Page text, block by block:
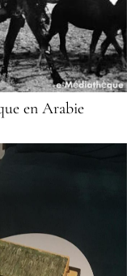
en Arabie